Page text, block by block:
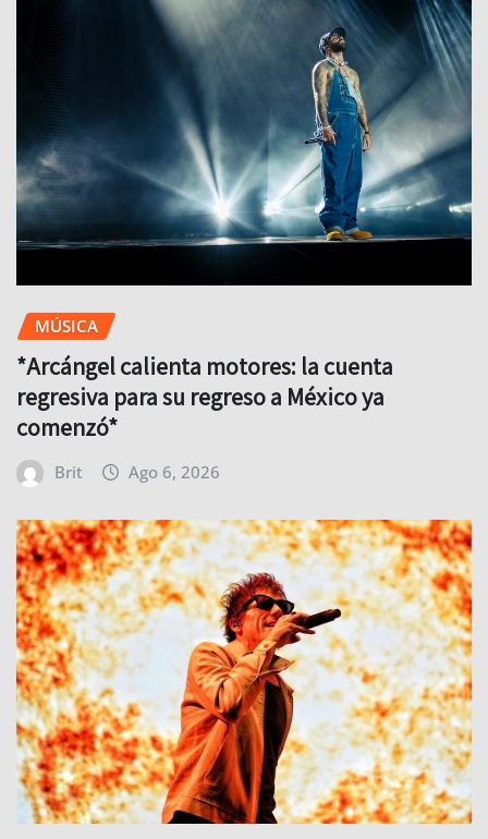
MÚSICA
*Arcángel calienta motores: la cuenta
regresiva para su regreso a México ya
comenzó*
Brit Ago 6, 2026